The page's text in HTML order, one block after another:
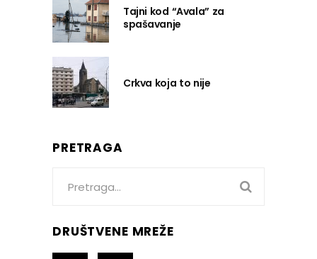
Tajni kod “Avala” za
spašavanje
Crkva koja to nije
PRETRAGA
DRUŠTVENE MREŽE